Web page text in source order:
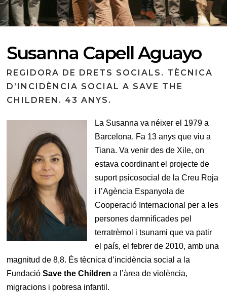
Susanna Capell Aguayo
REGIDORA DE DRETS SOCIALS. TÈCNICA
D’INCIDÈNCIA SOCIAL A SAVE THE
CHILDREN. 43 ANYS.
La Susanna va néixer el 1979 a
Barcelona. Fa 13 anys que viu a
Tiana. Va venir des de Xile, on
estava coordinant el projecte de
suport psicosocial de la Creu Roja
i l’Agència Espanyola de
Cooperació Internacional per a les
persones damnificades pel
terratrèmol i tsunami que va patir
el país, el febrer de 2010, amb una
magnitud de 8,8. És tècnica d’incidència social a la
FundacióSave the Children a l’àrea de violència,
migracions i pobresa infantil.